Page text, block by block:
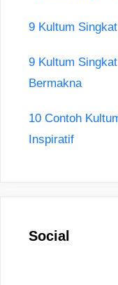
9 Kultum
9 Kultum
Bermakna
10 Contoh
Inspiratif
Social